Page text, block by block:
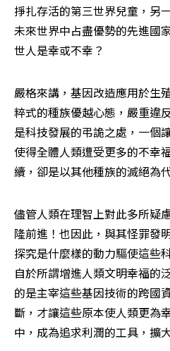
掙扎存活的第三世界兒童，另
未來世界中占盡優勢的先進國
世人是幸或不幸？
嚴格來講，基因改造應用於生
粹式的種族優越心態，嚴重違
是科技發展的弔詭之處，一個
使得全體人類遭受更多的不幸
續，卻是以其他種族的滅絕為
儘管人類在理智上對此多所疑
隆前進！也因此，與其怪罪發
探究是什麼樣的動力驅使這些
自於所謂增進人類文明幸福的
的是主宰這些基因技術的跨國
斷，才讓這些原本使人類更為
中，成為追求利潤的工具，擴